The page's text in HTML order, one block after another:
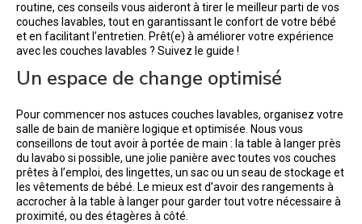
routine, ces conseils vous aideront à tirer le meilleur parti de vos
couches lavables, tout en garantissant le confort de votre bébé
et en facilitant l’entretien. Prêt(e) à améliorer votre expérience
avec les couches lavables ? Suivez le guide !
Un espace de change optimisé
Pour commencer nos astuces couches lavables, organisez votre
salle de bain de manière logique et optimisée. Nous vous
conseillons de tout avoir à portée de main : la table à langer près
du lavabo si possible, une jolie panière avec toutes vos couches
prêtes à l’emploi, des lingettes, un sac ou un seau de stockage et
les vêtements de bébé. Le mieux est d’avoir des rangements à
accrocher à la table à langer pour garder tout votre nécessaire à
proximité, ou des étagères à côté.